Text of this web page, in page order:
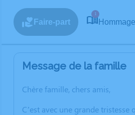
Faire-part
1
Message de la famille
Chère famille, chers amis,
C’est avec une grande